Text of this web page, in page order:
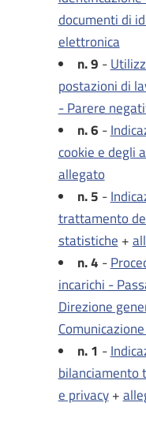
documenti di
elettronica
n. 9 -
postazioni di
- Parere
n. 6 -
cookie e degli
allegato
n. 5 -
trattamento
statistiche +
n. 4 -
incarichi -
Direzione
n. 1 -
bilanciamento
e privacy+